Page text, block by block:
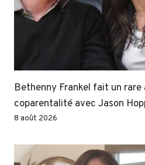
Bethenny Frankel fait un rare
coparentalité avec Jason
8 août 2026